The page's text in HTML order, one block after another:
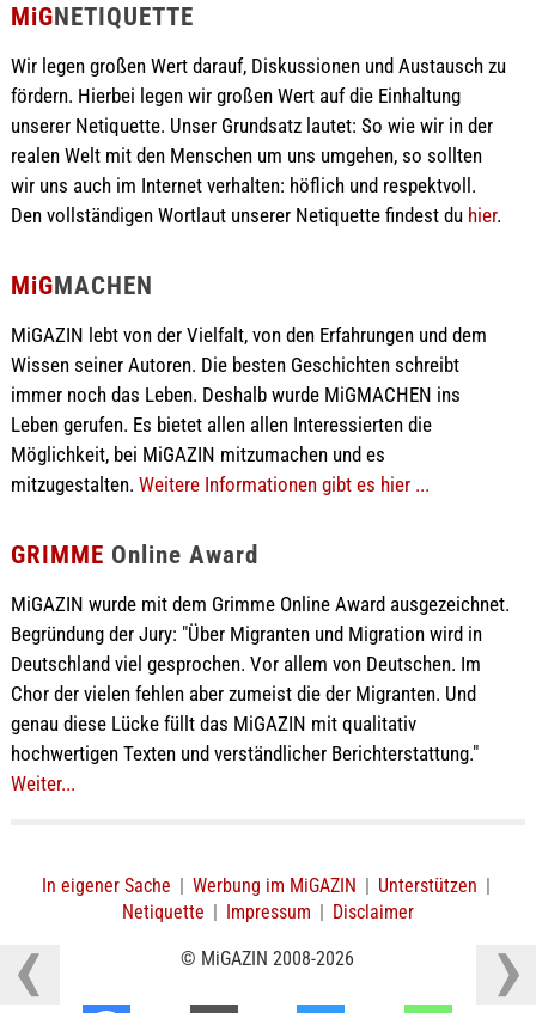
MiGNETIQUETTE
Wir legen großen Wert darauf, Diskussionen und Austausch zu
fördern. Hierbei legen wir großen Wert auf die Einhaltung
unserer Netiquette. Unser Grundsatz lautet: So wie wir in der
realen Welt mit den Menschen um uns umgehen, so sollten
wir uns auch im Internet verhalten: höflich und respektvoll.
Den vollständigen Wortlaut unserer Netiquette findest du hier.
MiGMACHEN
MiGAZIN lebt von der Vielfalt, von den Erfahrungen und dem
Wissen seiner Autoren. Die besten Geschichten schreibt
immer noch das Leben. Deshalb wurde MiGMACHEN ins
Leben gerufen. Es bietet allen allen Interessierten die
Möglichkeit, bei MiGAZIN mitzumachen und es
mitzugestalten. Weitere Informationen gibt es hier ...
GRIMME Online Award
MiGAZIN wurde mit dem Grimme Online Award ausgezeichnet.
Begründung der Jury: "Über Migranten und Migration wird in
Deutschland viel gesprochen. Vor allem von Deutschen. Im
Chor der vielen fehlen aber zumeist die der Migranten. Und
genau diese Lücke füllt das MiGAZIN mit qualitativ
hochwertigen Texten und verständlicher Berichterstattung."
Weiter...
In eigener Sache | Werbung im MiGAZIN | Unterstützen |
Netiquette | Impressum | Disclaimer
© MiGAZIN 2008-2026